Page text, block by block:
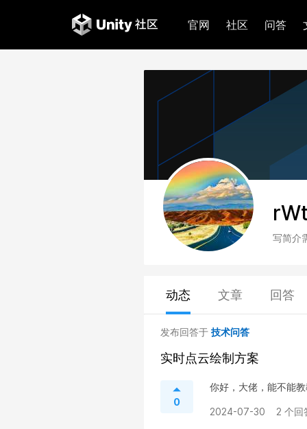
官网 社区 问答
写简介
动态 文章 回答
发布回答于 技术问答
实时点云绘制方案
0
你好，大佬，能不能
2024-07-30 2 个回